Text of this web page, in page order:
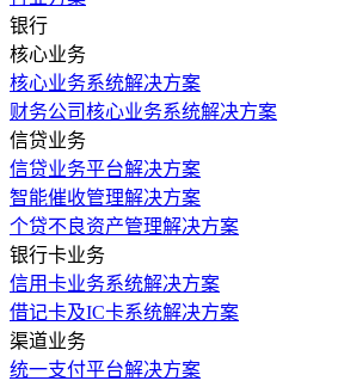
银行
核心业务
核心业务系统解决方案
财务公司核心业务系统解决方案
信贷业务
信贷业务平台解决方案
智能催收管理解决方案
个贷不良资产管理解决方案
银行卡业务
信用卡业务系统解决方案
借记卡及IC卡系统解决方案
渠道业务
统一支付平台解决方案